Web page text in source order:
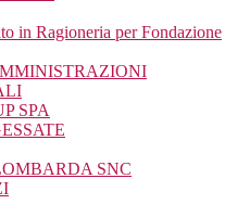
in Ragioneria per Fondazione
SPA
SNC